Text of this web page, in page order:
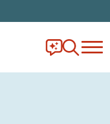
Frag Ella!
Zur